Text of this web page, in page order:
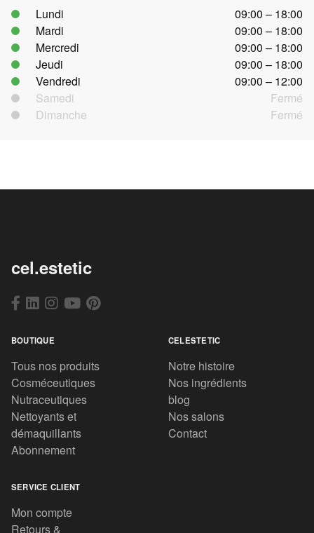
Lundi
09:00 – 18:00
Mardi
09:00 – 18:00
Mercredi
09:00 – 18:00
Jeudi
09:00 – 18:00
Vendredi
09:00 – 12:00
Samedi
Fermé
Dimanche
Fermé
cel.estetic
BOUTIQUE
Tous nos produits
Cosméceutiques
Nutraceutiques
Nettoyants et
démaquillants
Abonnement
CELESTETIC
Notre histoire
Nos ingrédients
blog
Nos salons
Contact
SERVICE CLIENT
Mon compte
Retours &